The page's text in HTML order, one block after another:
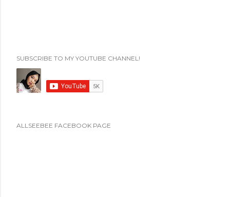
e
n
t
SUBSCRIBE TO MY YOUTUBE CHANNEL!
ALLSEEBEE FACEBOOK PAGE